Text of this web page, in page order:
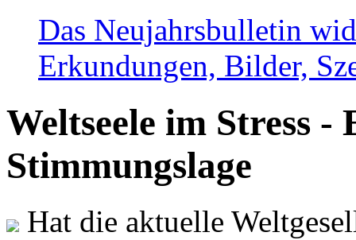
Das Neujahrsbulletin
Erkundungen, Bilder,
Weltseele im Stress -
Stimmungslage
Hat die aktuelle